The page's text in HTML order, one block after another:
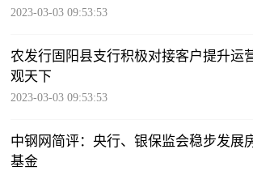
2023-03-03 09:53:53
农发行固阳县支行积极对接客户提升运
观天下
2023-03-03 09:53:53
中钢网简评：央行、银保监会稳步发展
基金